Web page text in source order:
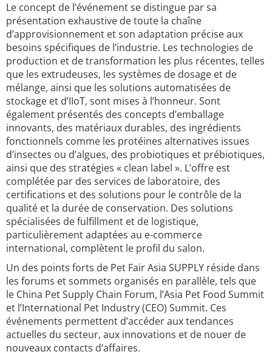
Le concept de l’événement se distingue par sa
présentation exhaustive de toute la chaîne
d’approvisionnement et son adaptation précise aux
besoins spécifiques de l’industrie. Les technologies de
production et de transformation les plus récentes, telles
que les extrudeuses, les systèmes de dosage et de
mélange, ainsi que les solutions automatisées de
stockage et d’IIoT, sont mises à l’honneur. Sont
également présentés des concepts d’emballage
innovants, des matériaux durables, des ingrédients
fonctionnels comme les protéines alternatives issues
d’insectes ou d’algues, des probiotiques et prébiotiques,
ainsi que des stratégies « clean label ». L’offre est
complétée par des services de laboratoire, des
certifications et des solutions pour le contrôle de la
qualité et la durée de conservation. Des solutions
spécialisées de fulfillment et de logistique,
particulièrement adaptées au e-commerce
international, complètent le profil du salon.
Un des points forts de Pet Fair Asia SUPPLY réside dans
les forums et sommets organisés en parallèle, tels que
le China Pet Supply Chain Forum, l’Asia Pet Food Summit
et l’International Pet Industry (CEO) Summit. Ces
événements permettent d’accéder aux tendances
actuelles du secteur, aux innovations et de nouer de
nouveaux contacts d’affaires.